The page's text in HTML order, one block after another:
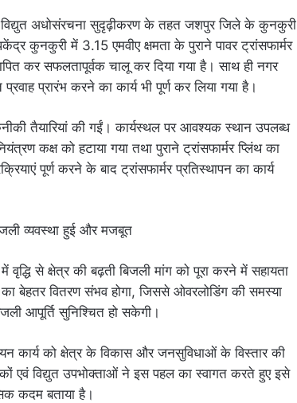
विद्युत अधोसंरचना सुदृढ़ीकरण के तहत जशपुर जिले के कुनकुरी
कुनकुरी में 3.15 एमवीए क्षमता के पुराने पावर ट्रांसफार्मर
कर सफलतापूर्वक चालू कर दिया गया है। साथ ही नगर
प्रारंभ करने का कार्य भी पूर्ण कर लिया गया है।
तैयारियां की गईं। कार्यस्थल पर आवश्यक स्थान उपलब्ध
कक्ष को हटाया गया तथा पुराने ट्रांसफार्मर प्लिंथ का
पूर्ण करने के बाद ट्रांसफार्मर प्रतिस्थापन का कार्य
वृद्धि से क्षेत्र की बढ़ती बिजली मांग को पूरा करने में सहायता
बेहतर वितरण संभव होगा, जिससे ओवरलोडिंग की समस्या
आपूर्ति सुनिश्चित हो सकेगी।
कार्य को क्षेत्र के विकास और जनसुविधाओं के विस्तार की
एवं विद्युत उपभोक्ताओं ने इस पहल का स्वागत करते हुए इसे
कदम बताया है।